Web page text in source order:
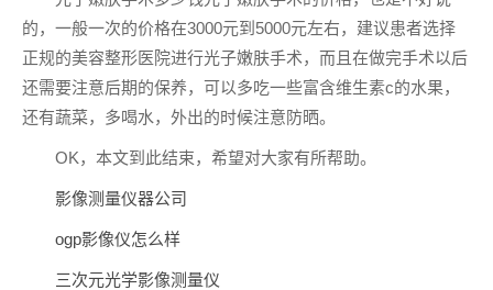
的，一般一次的价格在3000元到5000元左右，建议患者选择
正规的美容整形医院进行光子嫩肤手术，而且在做完手术以后
还需要注意后期的保养，可以多吃一些富含维生素c的水果，
还有蔬菜，多喝水，外出的时候注意防晒。
OK，本文到此结束，希望对大家有所帮助。
影像测量仪器公司
ogp影像仪怎么样
三次元光学影像测量仪